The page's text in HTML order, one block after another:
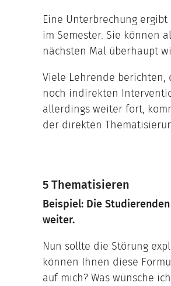
Eine Unterbrechung
im Semester. Sie können
nächsten Mal überhaupt
Viele Lehrende berichten,
noch indirekten
allerdings weiter fort,
der direkten
5 Thematisieren
Beispiel: Die
weiter.
Nun sollte die Störung
können Ihnen diese
auf mich? Was wünsche